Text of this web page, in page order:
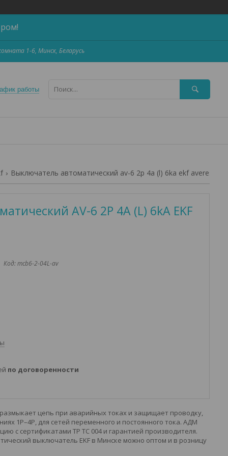
1-6, Минск, Беларусь
работы
Выключатель автоматический av-6 2p 4a (l) 6ka ekf averes
AV-6 2P 4A (L) 6kA EKF
Код:mcb6-2-04L-av
по договоренности
цепь при аварийных токах и защищает проводку,
1P–4P, для сетей переменного и постоянного тока. АДМ
с сертификатами ТР ТС 004 и гарантией производителя.
выключатель EKF в Минске можно оптом и в розницу